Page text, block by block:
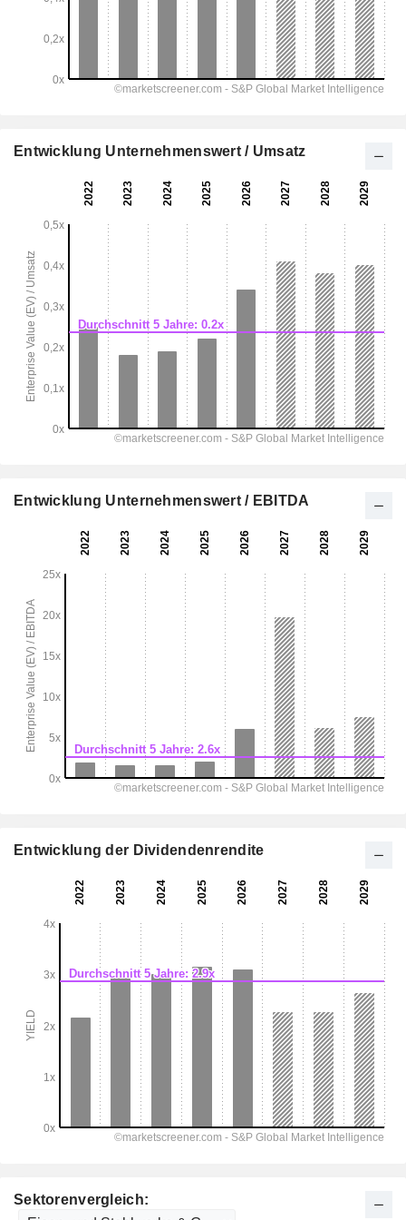
Sektorenvergleich:
Entwicklung Unternehmenswert / Umsatz
Entwicklung Unternehmenswert / EBITDA
Entwicklung der Dividendenrendite